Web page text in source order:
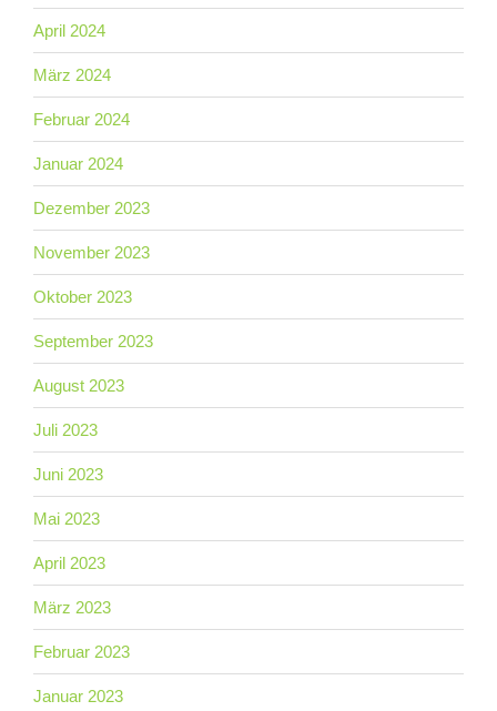
April 2024
März 2024
Februar 2024
Januar 2024
Dezember 2023
November 2023
Oktober 2023
September 2023
August 2023
Juli 2023
Juni 2023
Mai 2023
April 2023
März 2023
Februar 2023
Januar 2023